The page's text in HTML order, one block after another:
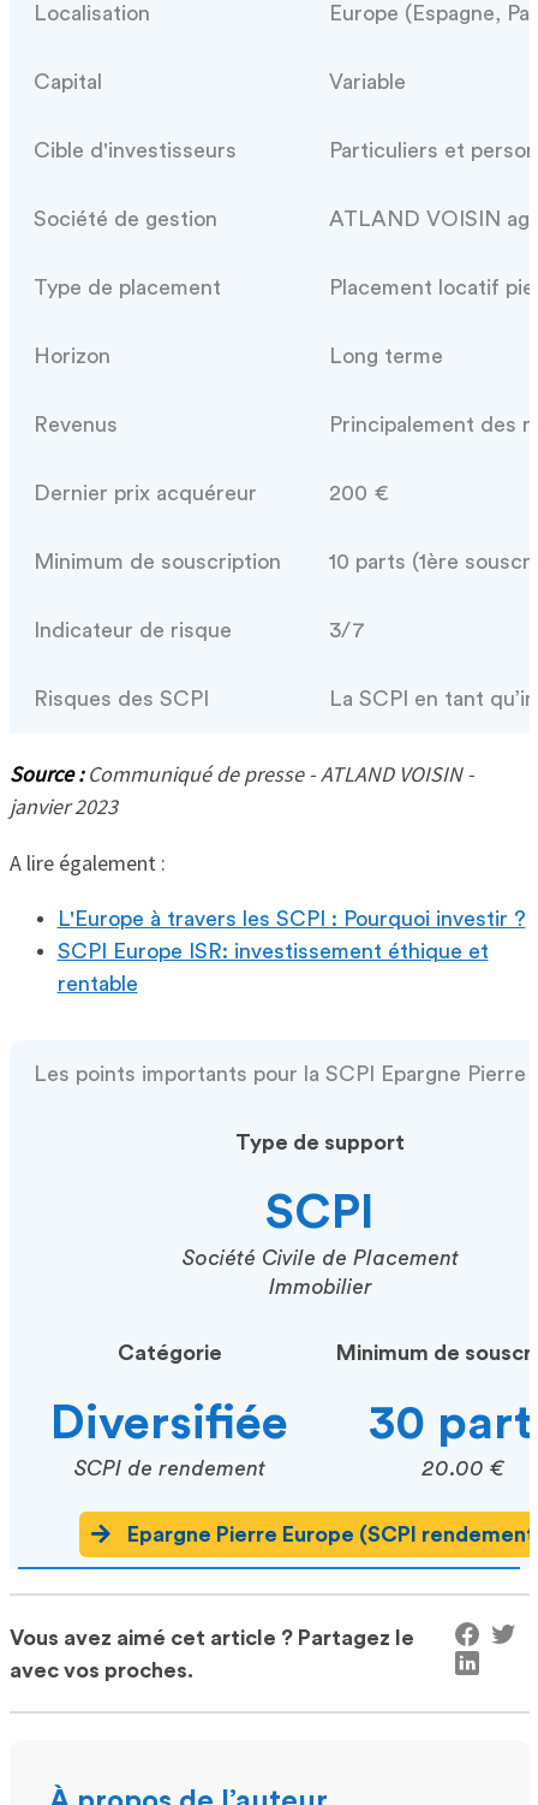
Localisation Europe (Espagne,
Capital Variable
Cible d'investisseurs Particuliers et
Société de gestion ATLAND VOISIN
Type de placement Placement locatif
Horizon Long terme
Revenus Principalement des
Dernier prix acquéreur 200 €
Minimum de souscription 10 parts (1ère
Indicateur de risque 3/7
Risques des SCPI La SCPI en tant
Source :Communiqué de presse - ATLAND VOISIN -
janvier 2023
A lire également :
L'Europe à travers les SCPI : Pourquoi investir ?
SCPI Europe ISR: investissement éthique et
rentable
Les points importants pour la SCPI Epargne Pierre
Type de support
SCPI
Société Civile de Placement
Immobilier
Catégorie
Diversifiée
SCPI de rendement
Minimum de
30
20.00 €
Epargne Pierre Europe (SCPI
Vous avez aimé cet article ? Partagez le
avec vos proches.